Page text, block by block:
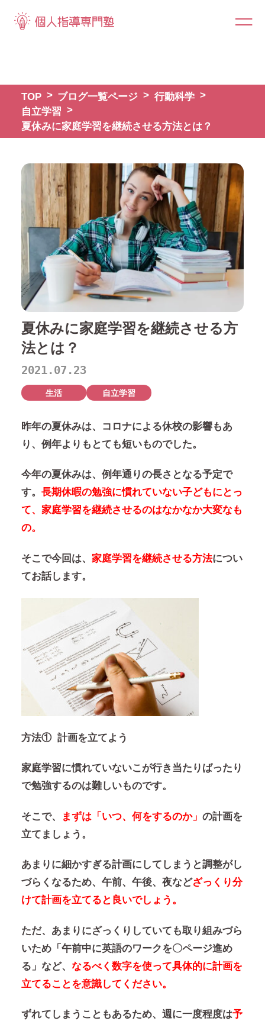
TOP ブログ一覧ページ
行動科学
自立学習
夏休みに家庭学習を継続させる方法とは？
夏休みに家庭学習を継続させる方
法とは？
2021.07.23
生活 自立学習
昨年の夏休みは、コロナによる休校の影響もあ
り、例年よりもとても短いものでした。
今年の夏休みは、例年通りの長さとなる予定で
す。 長期休暇の勉強に慣れていない子どもにとっ
て、家庭学習を継続させるのはなかなか大変なも
の。
そこで今回は、 家庭学習を継続させる方法につい
てお話します。
方法① 計画を立てよう
家庭学習に慣れていないこが行き当たりばったり
で勉強するのは難しいものです。
そこで、 まずは「いつ、何をするのか」 の計画を
立てましょう。
あまりに細かすぎる計画にしてしまうと調整がし
づらくなるため、午前、午後、夜などざっくり分
けて計画を立てると良いでしょう。
ただ、あまりにざっくりしていても取り組みづら
いため「午前中に英語のワークを〇ページ進め
る」など、 なるべく数字を使って具体的に計画を
立てることを意識してください。
ずれてしまうこともあるため、週に一度程度は予